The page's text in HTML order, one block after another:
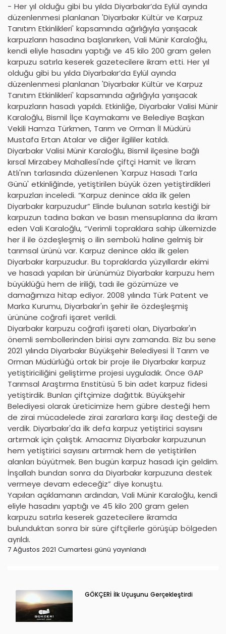
- Her yıl olduğu gibi bu yılda Diyarbakır’da Eylül ayında
düzenlenmesi planlanan 'Diyarbakır Kültür ve Karpuz
Tanıtım Etkinlikleri' kapsamında ağırlığıyla yarışacak
karpuzların hasadına başlanırken, Vali Münir Karaloğlu,
kendi eliyle hasadını yaptığı ve 45 kilo 200 gram gelen
karpuzu satırla keserek gazetecilere ikram etti. Her yıl
olduğu gibi bu yılda Diyarbakır’da Eylül ayında
düzenlenmesi planlanan 'Diyarbakır Kültür ve Karpuz
Tanıtım Etkinlikleri' kapsamında ağırlığıyla yarışacak
karpuzların hasadı yapıldı. Etkinliğe, Diyarbakır Valisi Münir
Karaloğlu, Bismil İlçe Kaymakamı ve Belediye Başkan
Vekili Hamza Türkmen, Tarım ve Orman İl Müdürü
Mustafa Ertan Atalar ve diğer ilgililer katıldı.
Diyarbakır Valisi Münir Karaloğlu, Bismil ilçesine bağlı
kırsal Mirzabey Mahallesi'nde çiftçi Hamit ve İkram
Atlı'nın tarlasında düzenlenen 'Karpuz Hasadı Tarla
Günü' etkinliğinde, yetiştirilen büyük özen yetiştirdikleri
karpuzları inceledi. “Karpuz denince akla ilk gelen
Diyarbakır karpuzudur” Elinde bulunan satırla kestiği bir
karpuzun tadına bakan ve basın mensuplarına da ikram
eden Vali Karaloğlu, “Verimli topraklara sahip ülkemizde
her il ile özdeşleşmiş o ilin sembolü haline gelmiş bir
tarımsal ürünü var. Karpuz denince akla ilk gelen
Diyarbakır karpuzudur. Bu topraklarda yüzyıllardır ekimi
ve hasadı yapılan bir ürünümüz Diyarbakır karpuzu hem
büyüklüğü hem de iriliği, tadı ile gözümüze ve
damağımıza hitap ediyor. 2008 yılında Türk Patent ve
Marka Kurumu, Diyarbakır'ın şehir ile özdeşleşmiş
ürününe coğrafi işaret verildi.
Diyarbakır karpuzu coğrafi işareti olan, Diyarbakır'ın
önemli sembollerinden birisi aynı zamanda. Biz bu sene
2021 yılında Diyarbakır Büyükşehir Belediyesi İl Tarım ve
Orman Müdürlüğü ortak bir proje ile Diyarbakır karpuz
yetiştiriciliğini geliştirme projesi uyguladık. Önce GAP
Tarımsal Araştırma Enstitüsü 5 bin adet karpuz fidesi
yetiştirdik. Bunları çiftçimize dağıttık. Büyükşehir
Belediyesi olarak üreticimize hem gübre desteği hem
de zirai mücadelede zirai zararlara karşı ilaç desteği de
verdik. Diyarbakır'da ilk defa karpuz yetiştirici sayısını
artırmak için çalıştık. Amacımız Diyarbakır karpuzunun
hem yetiştirici sayısını artırmak hem de yetiştirilen
alanları büyütmek. Ben bugün karpuz hasadı için geldim.
İnşallah bundan sonra da Diyarbakır karpuzuna destek
vermeye devam edeceğiz” diye konuştu.
Yapılan açıklamanın ardından, Vali Münir Karaloğlu, kendi
eliyle hasadını yaptığı ve 45 kilo 200 gram gelen
karpuzu satırla keserek gazetecilere ikramda
bulunduktan sonra bir süre çiftçilerle görüşüp bölgeden
ayrıldı.
7 Ağustos 2021 Cumartesi günü yayınlandı
GÖKÇERİ İlk Uçuşunu Gerçekleştirdi